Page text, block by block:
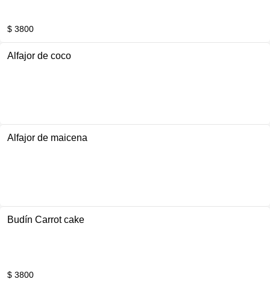
$ 3800
Alfajor de coco
Alfajor de maicena
Budín Carrot cake
$ 3800